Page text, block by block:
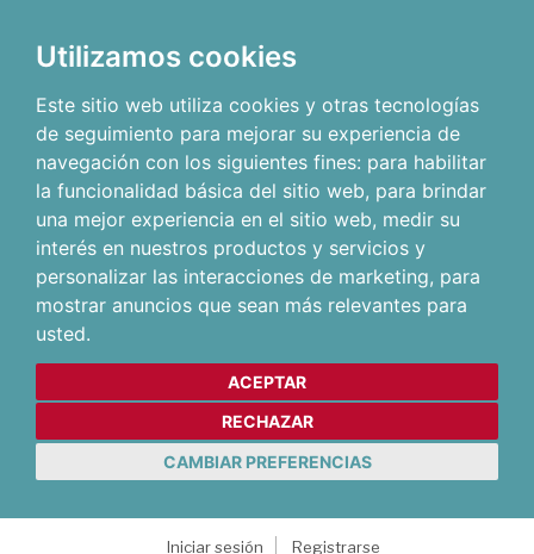
Utilizamos cookies
Este sitio web utiliza cookies y otras tecnologías
de seguimiento para mejorar su experiencia de
navegación con los siguientes fines: para habilitar
la funcionalidad básica del sitio web, para brindar
una mejor experiencia en el sitio web, medir su
interés en nuestros productos y servicios y
personalizar las interacciones de marketing, para
mostrar anuncios que sean más relevantes para
usted.
ACEPTAR
RECHAZAR
CAMBIAR PREFERENCIAS
Iniciar sesión
Registrarse